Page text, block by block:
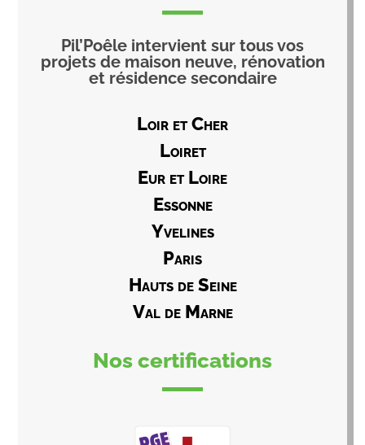
Pil’Poêle intervient sur tous vos
projets de maison neuve, rénovation
et résidence secondaire
Loir et Cher
Loiret
Eur et Loire
Essonne
Yvelines
Paris
Hauts de Seine
Val de Marne
Nos certifications